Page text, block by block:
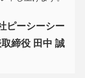
ピーシーシー
締役 田中 誠